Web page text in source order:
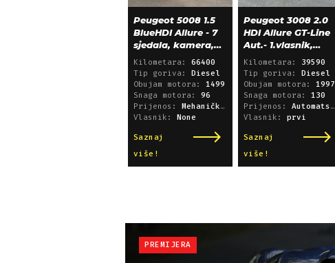
Peugeot 5008 1.5
BlueHDI Allure - 7
sjedala, kamera,
alu 18, 66.000 km
Kilometara: 66400
Tip goriva: Diesel
Obujam motora: 1499
Snaga motora: 96
Prijenos: Mehanički mjenjač
Vlasnik: None
Saznaj
više!
Peugeot 3008 2.0
HDI Allure GT-Line
Aut.- 1.vlasnik,
39.600 km!
Kilometara: 39590
Tip goriva: Diesel
Obujam motora: 1997
Snaga motora: 130
Prijenos: Automatski sekvencijski
Vlasnik: prvi
Saznaj
više!
PREMIJERA